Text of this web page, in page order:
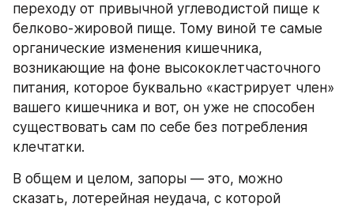
переходу от привычной углеводистой пище к
белково-жировой пище. Тому виной те самые
органические изменения кишечника,
возникающие на фоне высококлетчасточного
питания, которое буквально «кастрирует член»
вашего кишечника и вот, он уже не способен
существовать сам по себе без потребления
клечтатки.
В общем и целом, запоры — это, можно
сказать, лотерейная неудача, с которой